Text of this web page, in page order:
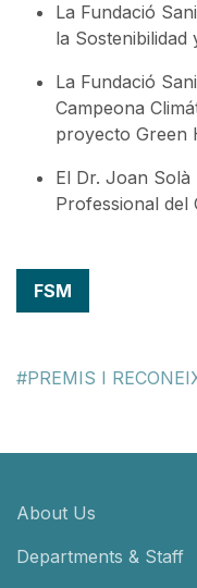
La Fundació
la Sostenibilidad
La Fundació
Campeona
proyecto Green
El Dr. Joan Solà
Professional del
FSM
PREMIS I
About Us
Departments & Staff